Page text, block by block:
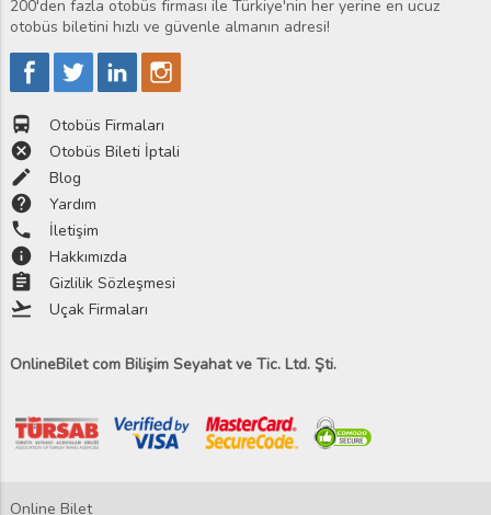
200'den fazla otobüs firması ile Türkiye'nin her yerine en ucuz
otobüs biletini hızlı ve güvenle almanın adresi!
directions_bus Otobüs Firmaları
cancel Otobüs Bileti İptali
edit Blog
help Yardım
phone İletişim
info Hakkımızda
assignment Gizlilik Sözleşmesi
flight_takeoff Uçak Firmaları
OnlineBilet com Bilişim Seyahat ve Tic. Ltd. Şti.
Online Bilet